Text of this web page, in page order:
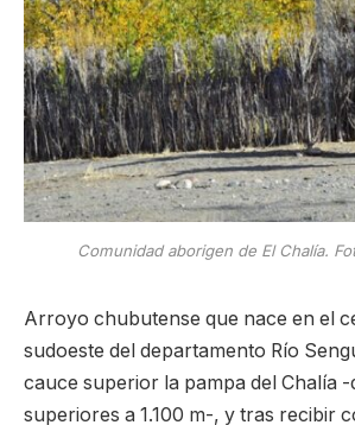
Comunidad aborigen de El Chalía.
Arroyo chubutense que nace en el
sudoeste del departamento Río
cauce superior la pampa del Chalía -
superiores a 1.100 m-, y tras recibir